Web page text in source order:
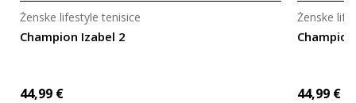
Champion Izabel 2
Ženske lifestyle tenisice
44,99 €
Ženske
44,99 €